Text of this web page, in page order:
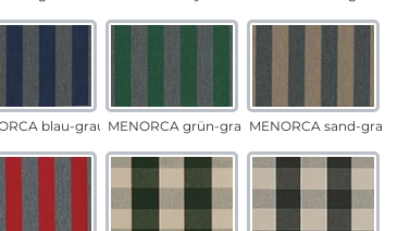
blau-grau MENORCA grün-grau MENORCA sand-grau